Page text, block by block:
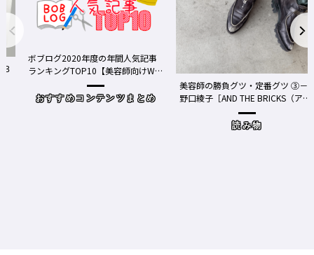
ブログ2020年度の年間人気記事
ンキングTOP10【美容師向けWe
おすすめコンテンツまとめ
美容師の勝負グツ・定番グツ ③－
野口綾子［AND THE BRICKS（アン
ドザブリックス）／神奈川県鎌倉